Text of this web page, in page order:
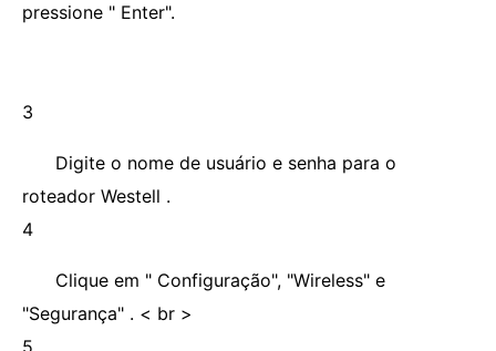
pressione " Enter".
3
Digite o nome de usuário e senha para o
roteador Westell .
4
Clique em " Configuração", "Wireless" e
"Segurança" . < br >
5